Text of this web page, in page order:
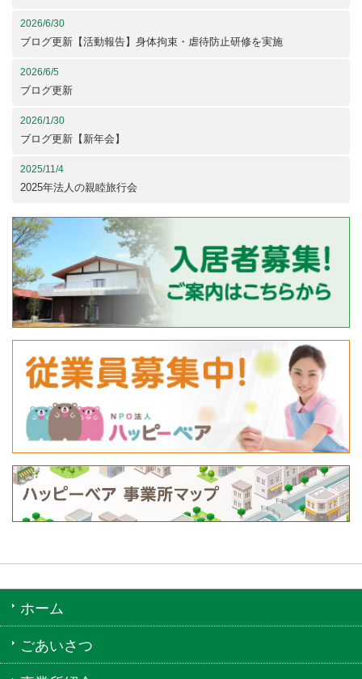
2026/6/30
ブログ更新【活動報告】身体拘束・虐待防止研修を実施
2026/6/5
ブログ更新
2026/1/30
ブログ更新【新年会】
2025/11/4
2025年法人の親睦旅行会
ホーム
ごあいさつ